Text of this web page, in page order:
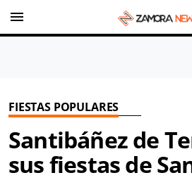
menu
FIESTAS POPULARES
Santibáñez de
sus fiestas de